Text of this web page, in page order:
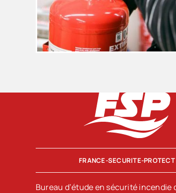
FRANCE-SECURITE-PROTECT
Bureau d’étude en sécurité incendie